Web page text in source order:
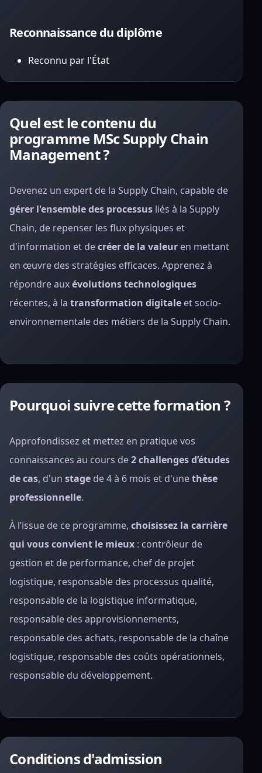
Reconnaissance du diplôme
Reconnu par l'État
Quel est le contenu du
programme MSc Supply Chain
Management ?
Devenez un expert de la Supply Chain, capable de
gérer l'ensemble des processus liés à la Supply
Chain, de repenser les flux physiques et
d'information et decréer de la valeur en mettant
en œuvre des stratégies efficaces. Apprenez à
répondre auxévolutions technologiques
récentes, à la transformation digitale et socio-
environnementale des métiers de la Supply Chain.
Pourquoi suivre cette formation ?
Approfondissez et mettez en pratique vos
connaissances au cours de2 challenges d’études
de cas, d'un stage de 4 à 6 mois et d'unethèse
professionnelle.
À l’issue de ce programme, choisissez la carrière
qui vous convient le mieux : contrôleur de
gestion et de performance, chef de projet
logistique, responsable des processus qualité,
responsable de la logistique informatique,
responsable des approvisionnements,
responsable des achats, responsable de la chaîne
logistique, responsable des coûts opérationnels,
responsable du développement.
Conditions d'admission